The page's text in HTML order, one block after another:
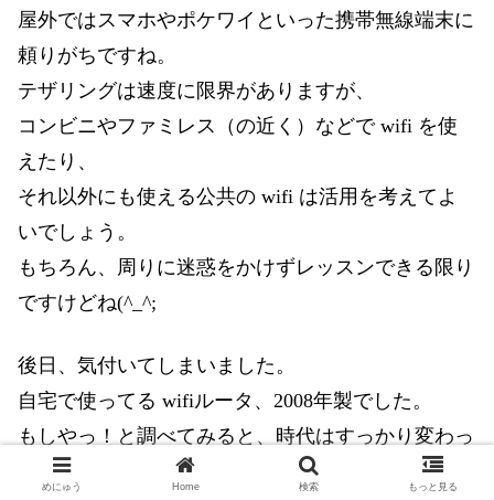
屋外ではスマホやポケワイといった携帯無線端末に
頼りがちですね。
テザリングは速度に限界がありますが、
コンビニやファミレス（の近く）などで wifi を使
えたり、
それ以外にも使える公共の wifi は活用を考えてよ
いでしょう。
もちろん、周りに迷惑をかけずレッスンできる限り
ですけどね(^_^;
後日、気付いてしまいました。
自宅で使ってる wifiルータ、2008年製でした。
もしやっ！と調べてみると、時代はすっかり変わっ
てました。
めにゅう Home 検索 もっと見る